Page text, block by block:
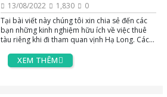
13/08/2022 1,830
0
Tại bài viết này chúng tôi xin chia sẻ đến các
bạn những kinh nghiệm hữu ích về việc thuê
tàu riêng khi đi tham quan vịnh Hạ Long. Các
thông tin nhé.
XEM THÊM